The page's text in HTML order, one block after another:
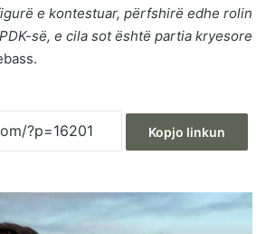
e kontestuar, përfshirë edhe rolin
së, e cila sot është partia kryesore
Kopjo linkun